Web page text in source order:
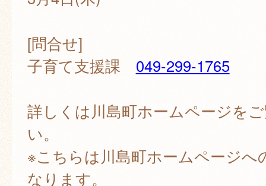
[問合せ]
子育て支援課 049-299-1765
詳しくは川島町ホームページを
い。
※こちらは川島町ホームページへ
なります。